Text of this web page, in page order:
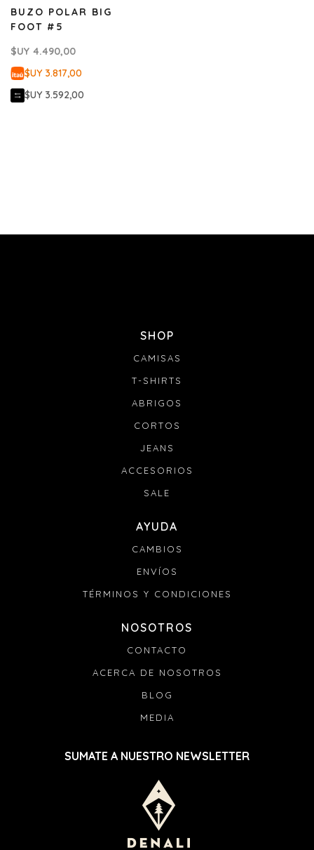
BUZO POLAR BIG
FOOT #5
$UY 4.490,00
$UY 3.817,00
$UY 3.592,00
SHOP
CAMISAS
T-SHIRTS
ABRIGOS
CORTOS
JEANS
ACCESORIOS
SALE
AYUDA
CAMBIOS
ENVÍOS
TÉRMINOS Y CONDICIONES
NOSOTROS
CONTACTO
ACERCA DE NOSOTROS
BLOG
MEDIA
SUMATE A NUESTRO NEWSLETTER